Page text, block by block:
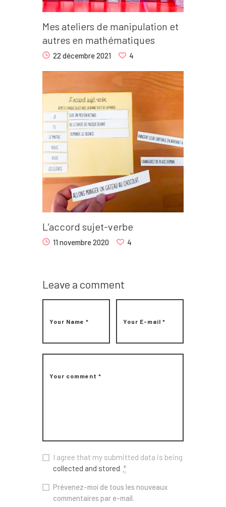
Mes ateliers de manipulation et
autres en mathématiques
22 décembre 2021 4
L’accord sujet-verbe
11 novembre 2020 4
Leave a comment
I agree that my submitted data is being
collected and stored. *
Prévenez-moi de tous les nouveaux
commentaires par e-mail.